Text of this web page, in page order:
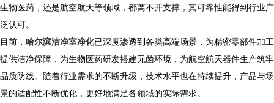
生物医药，还是航空航天等领域，都离不开支撑，其可靠性能得到行业广
泛认可。
目前， 哈尔滨洁净室净化已深度渗透到各类高端场景，为精密零部件加工
提供洁净保障，为生物医药研发搭建无菌环境，为航空航天器件生产筑牢
品质防线。随着行业需求的不断升级，技术水平也在持续提升，产品与场
景的适配性不断优化，更好地满足各领域的实际需求。